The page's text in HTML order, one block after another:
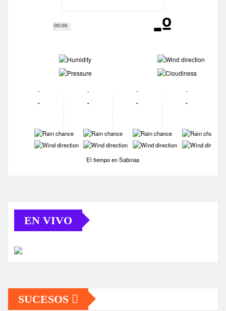
00:00 -º
-
-
-
-
-
-
-
-
-
-
-
-
-
-
-
-
-
-
-
-
El tiempo en Sabinas
EN VIVO
SUCESOS